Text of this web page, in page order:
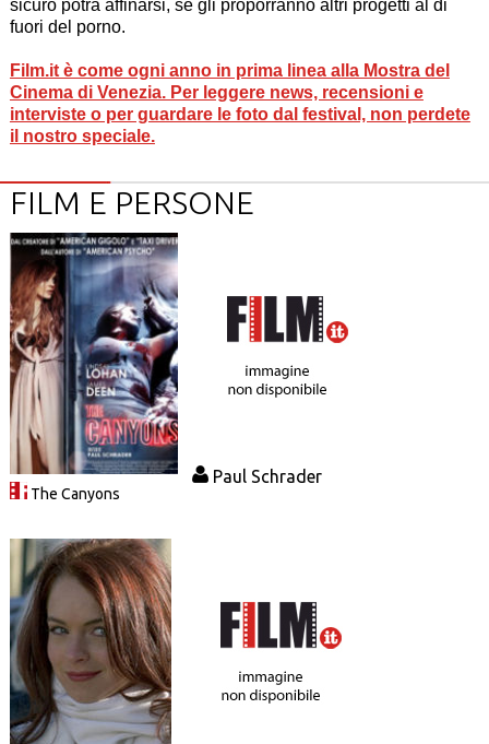
sicuro potrà affinarsi, se gli proporranno altri progetti al di
fuori del porno.
Film.it è come ogni anno in prima linea alla Mostra del
Cinema di Venezia. Per leggere news, recensioni e
interviste o per guardare le foto dal festival, non perdete
il nostro speciale.
FILM E PERSONE
The Canyons
Paul Schrader